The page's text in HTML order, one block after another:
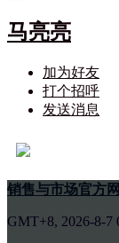
马亮亮
加为好友
打个招呼
发送消息
销售与市场官方
GMT+8, 2026-8-7